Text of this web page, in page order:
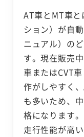
AT車とMT車
ション）が自
ニュアル）の
す。現在販売
車またはCVT
作がしやすく
も多いため、
格になります
走行性能が高